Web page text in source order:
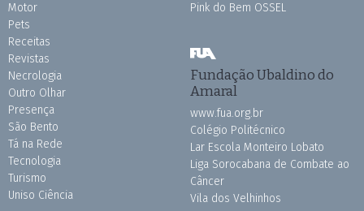
Motor
Pets
Receitas
Revistas
Necrologia
Outro Olhar
Presença
São Bento
Tá na Rede
Tecnologia
Turismo
Uniso Ciência
Pink do Bem OSSEL
Fundação Ubaldino do
Amaral
www.fua.org.br
Colégio Politécnico
Lar Escola Monteiro Lobato
Liga Sorocabana de Combate ao
Câncer
Vila dos Velhinhos